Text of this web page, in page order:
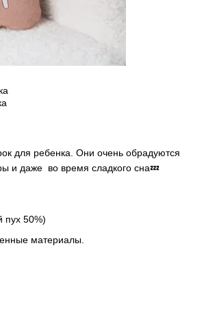
для ребенка. Они очень обрадуются
и даже во время сладкого сна💤
пух 50%)
материалы.